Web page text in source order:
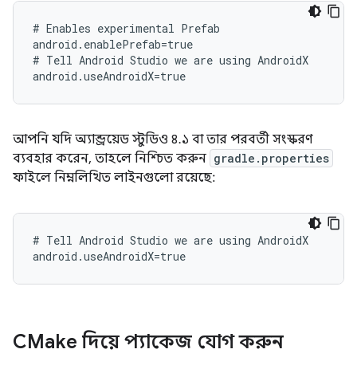
# Enables experimental Prefab
android.enablePrefab=true
# Tell Android Studio we are using AndroidX
আপনি যদি অ্যান্ড্রয়েড স্টুডিও ৪.১ বা তার পরবর্তী সংস্করণ
ব্যবহার করেন, তাহলে নিশ্চিত করুন gradle.properties
ফাইলে নিম্নলিখিত লাইনগুলো রয়েছে:
# Tell Android Studio we are using AndroidX
CMake দিয়ে প্যাকেজ যোগ করুন